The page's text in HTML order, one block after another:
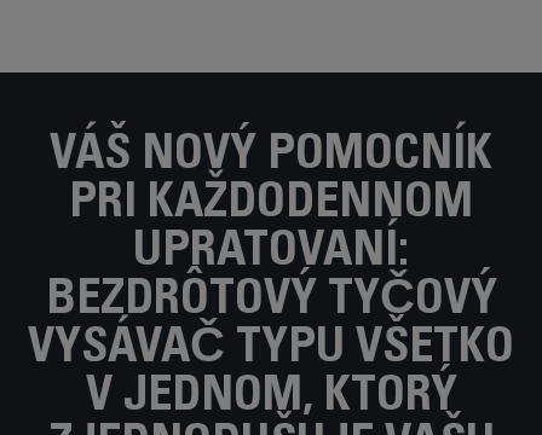
VÁŠ NOVÝ POMOCNÍK
PRI KAŽDODENNOM
UPRATOVANÍ:
BEZDRÔTOVÝ TYČOVÝ
VYSÁVAČ TYPU VŠETKO
V JEDNOM, KTORÝ